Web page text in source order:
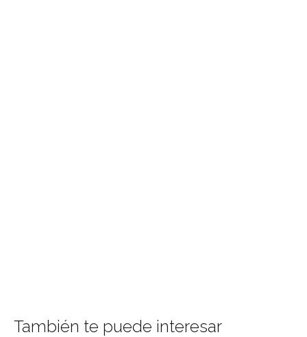
También te puede interesar